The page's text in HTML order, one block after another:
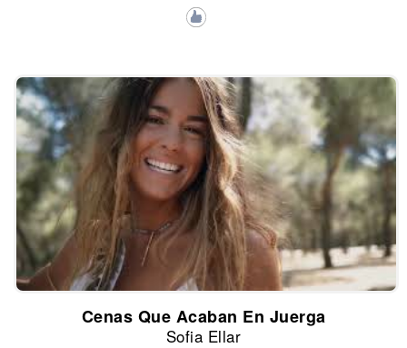
Cenas Que Acaban En Juerga
Sofia Ellar